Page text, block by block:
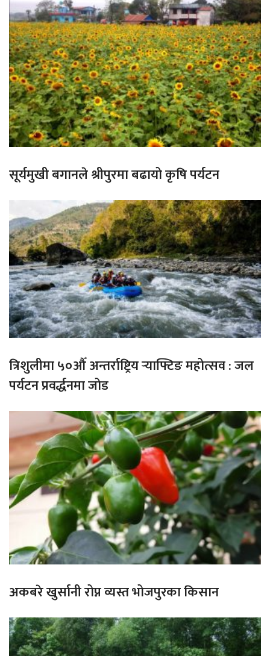
सूर्यमुखी बगानले श्रीपुरमा बढायो कृषि पर्यटन
त्रिशुलीमा ५०औँ अन्तर्राष्ट्रिय र्‍याफ्टिङ महोत्सव : जल
पर्यटन प्रवर्द्धनमा जोड
अकबरे खुर्सानी रोप्न व्यस्त भोजपुरका किसान